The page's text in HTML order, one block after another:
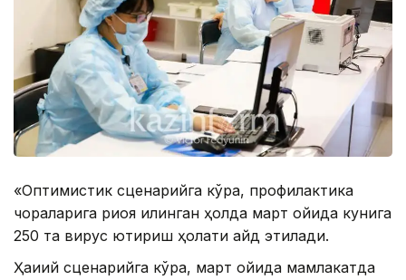
«Оптимистик сценарийга кўра, профилактика
чораларига риоя қилинган ҳолда март ойида кунига
250 та вирус юқтириш ҳолати қайд этилади.
Ҳақиқий сценарийга кўра, март ойида мамлакатда